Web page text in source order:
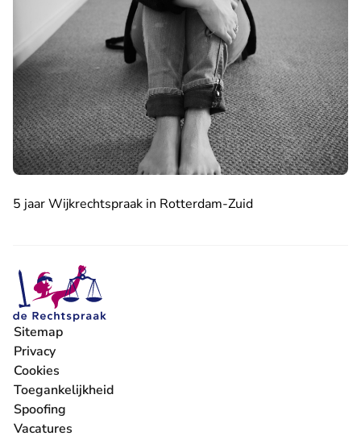
5 jaar Wijkrechtspraak in Rotterdam-Zuid
Sitemap
Privacy
Cookies
Toegankelijkheid
Spoofing
Vacatures